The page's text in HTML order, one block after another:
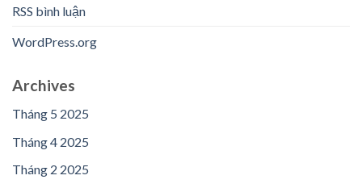
RSS bình luận
WordPress.org
Archives
Tháng 5 2025
Tháng 4 2025
Tháng 2 2025